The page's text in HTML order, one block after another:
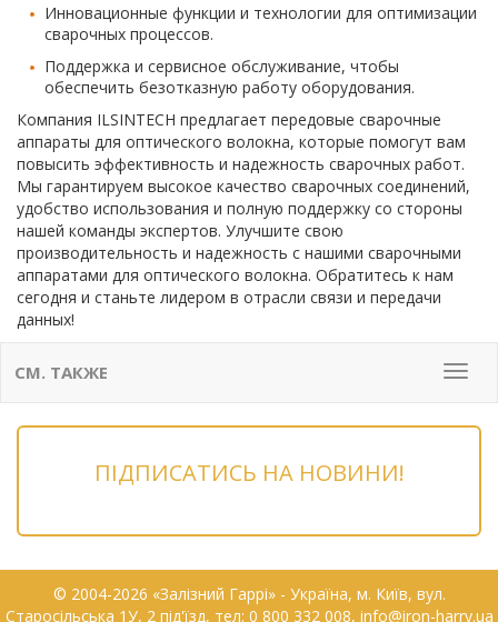
Инновационные функции и технологии для оптимизации
сварочных процессов.
Поддержка и сервисное обслуживание, чтобы
обеспечить безотказную работу оборудования.
Компания ILSINTECH предлагает передовые сварочные
аппараты для оптического волокна, которые помогут вам
повысить эффективность и надежность сварочных работ.
Мы гарантируем высокое качество сварочных соединений,
удобство использования и полную поддержку со стороны
нашей команды экспертов. Улучшите свою
производительность и надежность с нашими сварочными
аппаратами для оптического волокна. Обратитесь к нам
сегодня и станьте лидером в отрасли связи и передачи
данных!
Меню
СМ. ТАКЖЕ
ПІДПИСАТИСЬ НА НОВИНИ!
© 2004-2026 «Залізний Гаррі» - Українa, м. Київ, вул.
Старосільська 1У, 2 під'їзд, тел: 0 800 332 008, info@iron-harry.ua